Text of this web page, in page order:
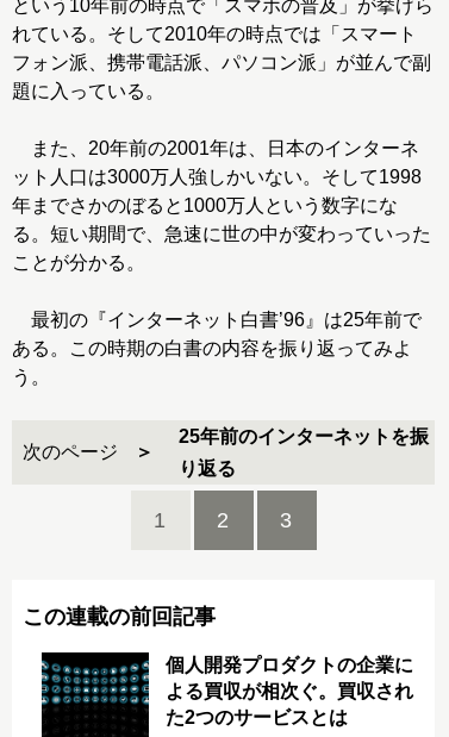
という10年前の時点で「スマホの普及」が挙げら
れている。そして2010年の時点では「スマート
フォン派、携帯電話派、パソコン派」が並んで副
題に入っている。
また、20年前の2001年は、日本のインターネ
ット人口は3000万人強しかいない。そして1998
年までさかのぼると1000万人という数字にな
る。短い期間で、急速に世の中が変わっていった
ことが分かる。
最初の『インターネット白書’96』は25年前で
ある。この時期の白書の内容を振り返ってみよ
う。
次のページ
25年前のインターネットを振
り返る
1 2 3
この連載の前回記事
個人開発プロダクトの企業に
よる買収が相次ぐ。買収され
た2つのサービスとは